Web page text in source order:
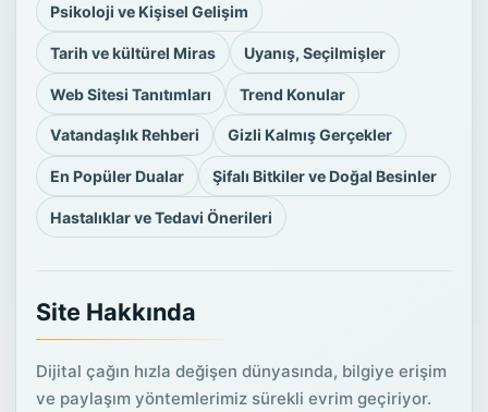
Psikoloji ve Kişisel Gelişim
Tarih ve kültürel Miras Uyanış, Seçilmişler
Web Sitesi Tanıtımları Trend Konular
Vatandaşlık Rehberi Gizli Kalmış Gerçekler
En Popüler Dualar Şifalı Bitkiler ve Doğal Besinler
Hastalıklar ve Tedavi Önerileri
Site Hakkında
Dijital çağın hızla değişen dünyasında, bilgiye erişim
ve paylaşım yöntemlerimiz sürekli evrim geçiriyor.